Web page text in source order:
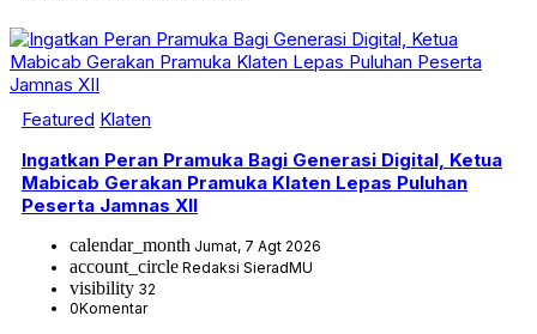
Featured Klaten
Ingatkan Peran Pramuka Bagi Generasi Digital, Ketua
Mabicab Gerakan Pramuka Klaten Lepas Puluhan
Peserta Jamnas XII
calendar_month Jumat, 7 Agt 2026
account_circle Redaksi SieradMU
visibility 32
0Komentar